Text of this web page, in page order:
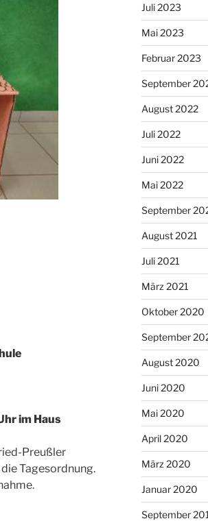
im Haus
Preußler
Tagesordnung.
Juli 2023
Mai 2023
Februar 2023
September
August 2022
Juli 2022
Juni 2022
Mai 2022
September
August 2021
Juli 2021
März 2021
Oktober 2020
September
August 2020
Juni 2020
Mai 2020
April 2020
März 2020
Januar 2020
September